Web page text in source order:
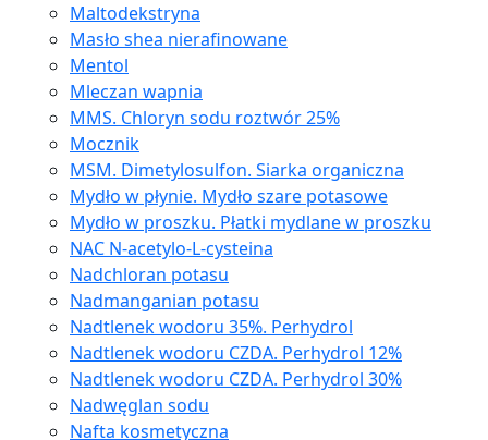
Maltodekstryna
Masło shea nierafinowane
Mentol
Mleczan wapnia
MMS. Chloryn sodu roztwór 25%
Mocznik
MSM. Dimetylosulfon. Siarka organiczna
Mydło w płynie. Mydło szare potasowe
Mydło w proszku. Płatki mydlane w proszku
NAC N-acetylo-L-cysteina
Nadchloran potasu
Nadmanganian potasu
Nadtlenek wodoru 35%. Perhydrol
Nadtlenek wodoru CZDA. Perhydrol 12%
Nadtlenek wodoru CZDA. Perhydrol 30%
Nadwęglan sodu
Nafta kosmetyczna